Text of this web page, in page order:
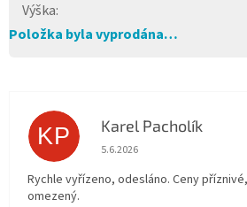
Výška:
Položka byla vyprodána…
KP Karel Pacholík
Hodnocení obchodu je 4 z 5
5.6.2026
Rychle vyřízeno, odesláno. Ceny
omezený.